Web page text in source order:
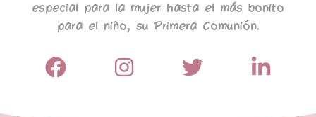
especial para la mujer hasta el más bonito
para el niño, su Primera Comunión.